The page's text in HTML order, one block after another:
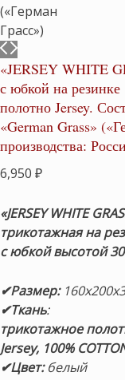
«JERSEY WHITE
с юбкой на
полотно Jersey.
«German Grass»
производства:
6,950 ₽
«JERSEY WHITE
трикотажная на
с юбкой высотой
✔Размер:
✔Ткань:
трикотажное
Jersey, 100%
✔Цвет:белый